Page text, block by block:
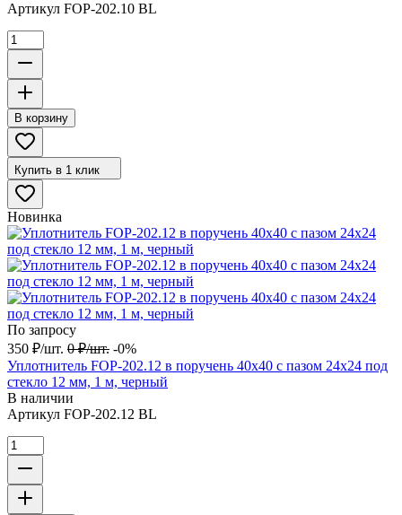
Артикул FOP-202.10 BL
В корзину
Купить в 1 клик
Новинка
По запросу
350 ₽/шт. 0 ₽/шт. -0%
Уплотнитель FOP-202.12 в поручень 40х40 с пазом 24х24 под
стекло 12 мм, 1 м, черный
В наличии
Артикул FOP-202.12 BL